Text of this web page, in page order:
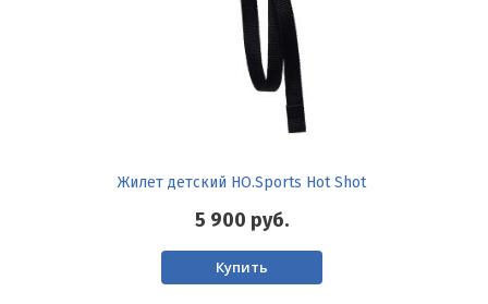
Жилет детский HO.Sports Hot Shot
5 900 руб.
Купить